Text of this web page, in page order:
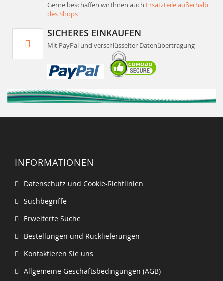
Gerne beschaffen wir Ihnen auch Ersatzteile außerhalb
des Shops
SICHERES EINKAUFEN
Mit PayPal und verschlüsselter Datenübertragung
INFORMATIONEN
Datenschutz und Cookie-Richtlinien
Suchbegriffe
Erweiterte Suche
Bestellungen und Rücklieferungen
Kontaktieren Sie uns
Allgemeine Geschäftsbedingungen (AGB)